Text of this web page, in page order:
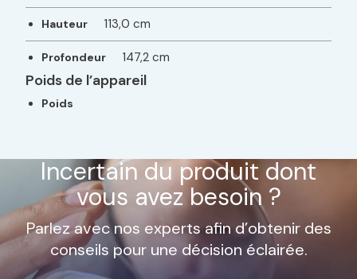
Hauteur 113,0 cm
Profondeur 147,2 cm
Poids de l’appareil
Poids
Incertain du produit dont
vous avez besoin ?
Parlez avec nos experts afin d’obtenir des
conseils pour une décision éclairée.